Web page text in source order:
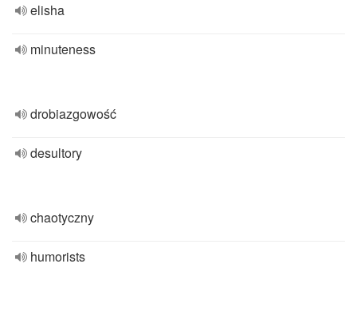
elisha
minuteness
drobiazgowość
desultory
chaotyczny
humorists